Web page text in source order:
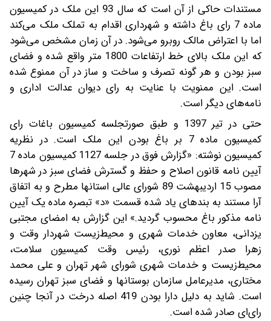
مستندات حاکی از آن است که سال 93 این ملک در کمیسیون
ماده 7 رای باغ داشته و شهرداری اقدام به تملک ملک می‌کند
اما با اعتراض مالک روبرو می‌شود. در آن زمان مشخص می‌شود
که این ملک بالای خط ارتفاعات 1800 متر واقع شده و فضای
سبز بودن و هر گونه تصرف و ساخت و ساز در آن ممنوع شده
است. این ممنویت با عنایت به رای دیوان عدالت اداری و
نامه‌های دیگر است.
حتی در تیر 1397 و طبق صورتجلسه کمیسیون باغات رای
کمیسیون ماده 7 بر باغ بودن این ملک است. در نظریه
کمیسیون نوشته: «گزارش فوق در جلسه 1127 کمیسیون ماده 7
آیین نامه قانون اصلاح و حفظ و گسترش فضای سبز در شهرها
مصوب 15 اردیبهشت 89 شورای عالی استانها مطرح و به اتفاق
آرا مستند به بندهای یاد شده قسمت «د» تبصره ماده یک آیین
نامه مذکور باغ محسوب گردید.» این گزارش به امضای مجتبی
یزدانی، معاون خدمات شهری و محیط‌زیست شهردار وقت و
زهرا صدر اعظم نوری، رئیس وقت کمیسیون سلامت،
محیط‌زیست و خدمات شهری شورای شهر تهران و علی محمد
مختاری، مدیرعامل سازمان بوستانها و فضای سبز تهران رسیده
است. شاید به دلیل دارا بودن 419 اصله درخت در آنجا چنین
رای‌ای صادر شده است.